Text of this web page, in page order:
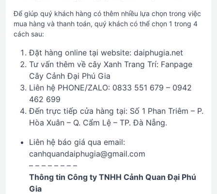
Để giúp quý khách hàng có thêm nhiều lựa chọn trong việc
mua hàng và thanh toán, quý khách có thể chọn 1 trong 4
cách sau:
Đặt hàng online tại website: daiphugia.net
Tư vấn thêm về cây Xanh Trang Trí: Fanpage
Cây Cảnh Đại Phú Gia
Liên hệ PHONE/ZALO: 0833 551 679 – 0942
462 699
Đến trực tiếp cửa hàng tại: Số 1 Phan Triêm – P.
Hòa Xuân – Q. Cẩm Lệ – TP. Đà Nẵng.
Liên hệ báo giá qua email:
canhquandaiphugia@gmail.com
– – – – – – – –
Thông tin Công ty TNHH Cảnh Quan Đại Phú
Gia